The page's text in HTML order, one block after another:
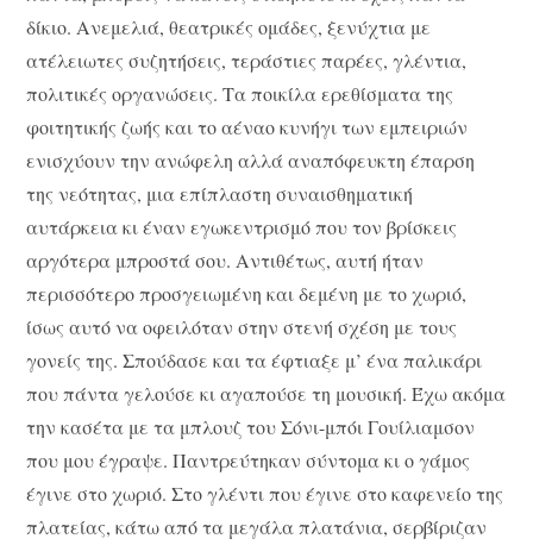
δίκιο. Ανεμελιά, θεατρικές ομάδες, ξενύχτια με
ατέλειωτες συζητήσεις, τεράστιες παρέες, γλέντια,
πολιτικές οργανώσεις. Τα ποικίλα ερεθίσματα της
φοιτητικής ζωής και το αέναο κυνήγι των εμπειριών
ενισχύουν την ανώφελη αλλά αναπόφευκτη έπαρση
της νεότητας, μια επίπλαστη συναισθηματική
αυτάρκεια κι έναν εγωκεντρισμό που τον βρίσκεις
αργότερα μπροστά σου. Αντιθέτως, αυτή ήταν
περισσότερο προσγειωμένη και δεμένη με το χωριό,
ίσως αυτό να οφειλόταν στην στενή σχέση με τους
γονείς της. Σπούδασε και τα έφτιαξε μ’ ένα παλικάρι
που πάντα γελούσε κι αγαπούσε τη μουσική. Έχω ακόμα
την κασέτα με τα μπλουζ του Σόνι-μπόι Γουίλιαμσον
που μου έγραψε. Παντρεύτηκαν σύντομα κι ο γάμος
έγινε στο χωριό. Στο γλέντι που έγινε στο καφενείο της
πλατείας, κάτω από τα μεγάλα πλατάνια, σερβίριζαν